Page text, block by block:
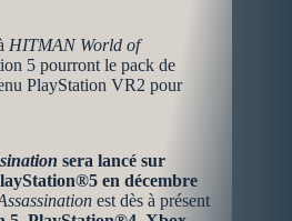
HITMAN World of
5 pourront le pack de
PlayStation VR2 pour
sera lancé sur
en décembre
est dès à présent